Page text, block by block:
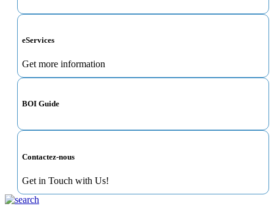
eServices
Get more information
BOI Guide
Contactez-nous
Get in Touch with Us!